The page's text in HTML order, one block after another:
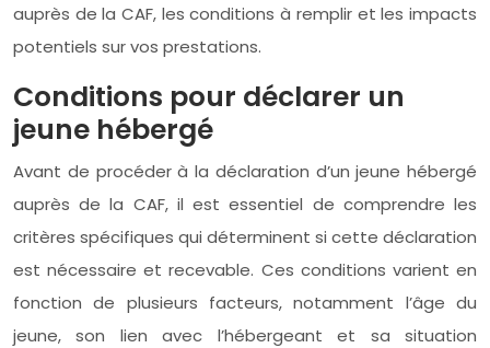
auprès de la CAF, les conditions à remplir et les impacts
potentiels sur vos prestations.
Conditions pour déclarer un
jeune hébergé
Avant de procéder à la déclaration d’un jeune hébergé
auprès de la CAF, il est essentiel de comprendre les
critères spécifiques qui déterminent si cette déclaration
est nécessaire et recevable. Ces conditions varient en
fonction de plusieurs facteurs, notamment l’âge du
jeune, son lien avec l’hébergeant et sa situation